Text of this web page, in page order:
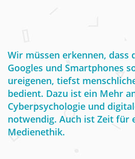
Wir müssen erkennen, dass
Googles und Smartphones
ureigenen, tiefst
bedient. Dazu ist ein Mehr
Cyberpsychologie und
notwendig. Auch ist Zeit für
Medienethik.